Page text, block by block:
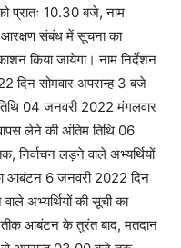
प्रातः 10.30 बजे, नाम
आरक्षण संबंध में सूचना का
किया जायेगा। नाम निर्देशन
दिन सोमवार अपरान्ह 3 बजे
04 जनवरी 2022 मंगलवार
लेने की अंतिम तिथि 06
लड़ने वाले अभ्यर्थियों
आबंटन 6 जनवरी 2022 दिन
अभ्यर्थियों की सूची का
आबंटन के तुरंत बाद, मतदान